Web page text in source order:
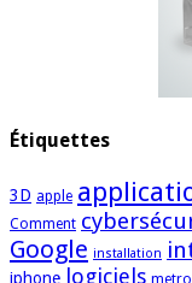
Étiquettes
3D apple
Comment
Google installation
iphone logiciels metro